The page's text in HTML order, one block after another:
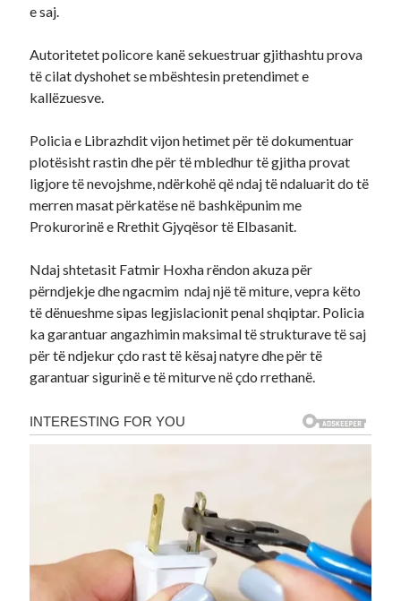
e saj.
Autoritetet policore kanë sekuestruar gjithashtu prova
të cilat dyshohet se mbështesin pretendimet e
kallëzuesve.
Policia e Librazhdit vijon hetimet për të dokumentuar
plotësisht rastin dhe për të mbledhur të gjitha provat
ligjore të nevojshme, ndërkohë që ndaj të ndaluarit do të
merren masat përkatëse në bashkëpunim me
Prokurorinë e Rrethit Gjyqësor të Elbasanit.
Ndaj shtetasit Fatmir Hoxha rëndon akuza për
përndjekje dhe ngacmim ndaj një të miture, vepra këto
të dënueshme sipas legjislacionit penal shqiptar. Policia
ka garantuar angazhimin maksimal të strukturave të saj
për të ndjekur çdo rast të kësaj natyre dhe për të
garantuar sigurinë e të miturve në çdo rrethanë.